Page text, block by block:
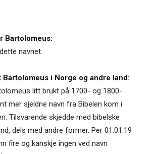
Bartolomeus:
navnet.
Bartolomeus i Norge og andre land:
litt brukt på 1700- og 1800-
mer sjeldne navn fra Bibelen kom i
Tilsvarende skjedde med bibelske
dels med andre former. Per 01.01.19
fire og kanskje ingen ved navn